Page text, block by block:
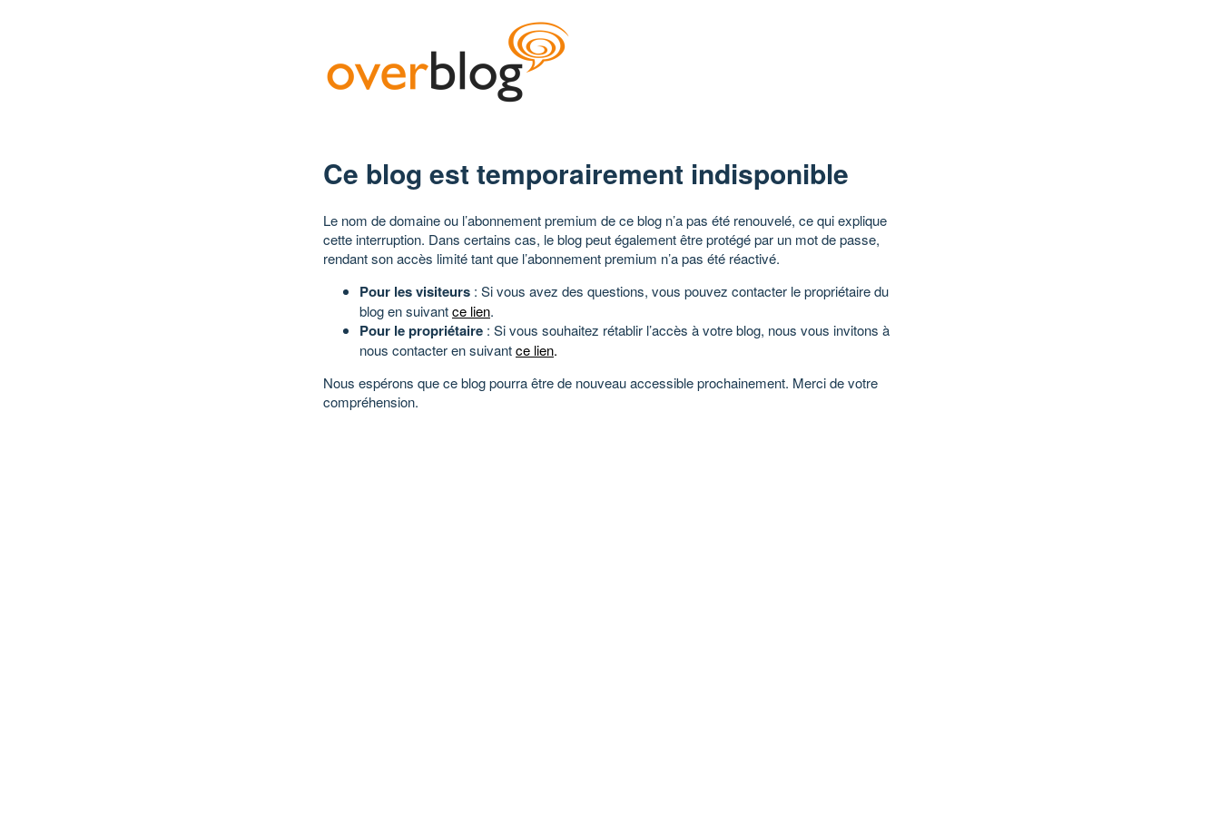
Ce blog est temporairement indisponible
Le nom de domaine ou l’abonnement premium de ce blog n’a pas été renouvelé, ce qui explique
cette interruption. Dans certains cas, le blog peut également être protégé par un mot de passe,
rendant son accès limité tant que l’abonnement premium n’a pas été réactivé.
Pour les visiteurs : Si vous avez des questions, vous pouvez contacter le propriétaire du
blog en suivantce lien.
Pour le propriétaire : Si vous souhaitez rétablir l’accès à votre blog, nous vous invitons à
nous contacter en suivantce lien.
Nous espérons que ce blog pourra être de nouveau accessible prochainement. Merci de votre
compréhension.